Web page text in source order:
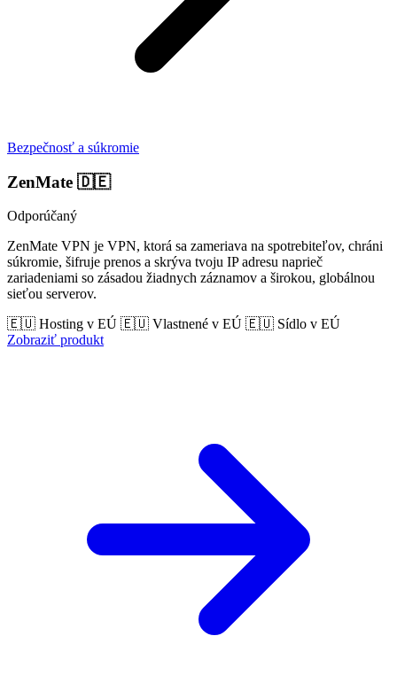
Bezpečnosť a súkromie
ZenMate 🇩🇪
Odporúčaný
ZenMate VPN je VPN, ktorá sa zameriava na spotrebiteľov, chráni
súkromie, šifruje prenos a skrýva tvoju IP adresu naprieč
zariadeniami so zásadou žiadnych záznamov a širokou, globálnou
sieťou serverov.
🇪🇺 Hosting v EÚ 🇪🇺 Vlastnené v EÚ 🇪🇺 Sídlo v EÚ
Zobraziť produkt